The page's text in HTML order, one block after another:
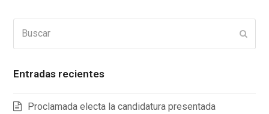
Entradas recientes
Proclamada electa la candidatura presentada